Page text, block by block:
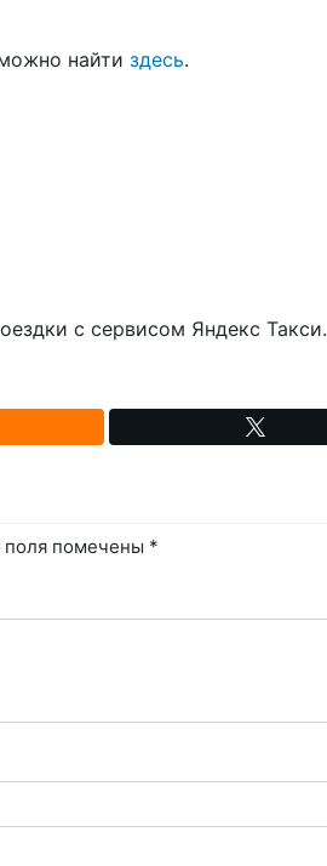
найти здесь.
с сервисом Яндекс Такси.
поля помечены *